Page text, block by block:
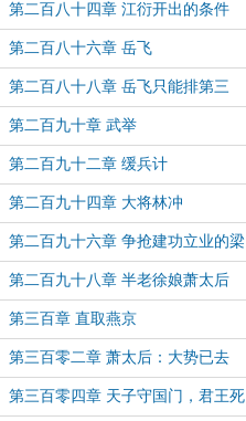
第二百八十四章 江衍开出的条件
第二百八十六章 岳飞
第二百八十八章 岳飞只能排第三
第二百九十章 武举
第二百九十二章 缓兵计
第二百九十四章 大将林冲
第二百九十六章 争抢建功立业的梁
山好汉
第二百九十八章 半老徐娘萧太后
第三百章 直取燕京
第三百零二章 萧太后：大势已去
第三百零四章 天子守国门，君王死